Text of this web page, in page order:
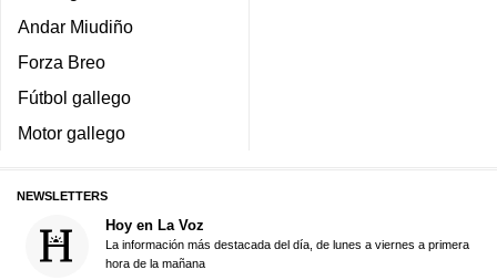
Andar Miudiño
Forza Breo
Fútbol gallego
Motor gallego
NEWSLETTERS
Hoy en La Voz
La información más destacada del día, de lunes a viernes a primera
hora de la mañana